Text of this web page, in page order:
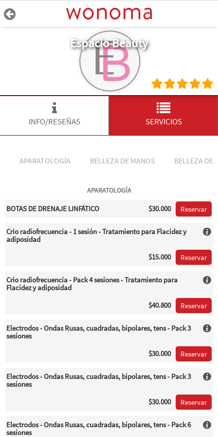
Espacio Beauty
INFO/RESEÑAS SERVICIOS
APARATOLOGÍA BELLEZA DE MANOS BELLEZA DE
APARATOLOGÍA
BOTAS DE DRENAJE LINFÁTICO $30.000 Reservar
Crio radiofrecuencia - 1 sesión - Tratamiento para Flacidez y
adiposidad
$15.000
Reservar
Crio radiofrecuencia - Pack 4 sesiones - Tratamiento para
Flacidez y adiposidad
$40.800
Reservar
Electrodos - Ondas Rusas, cuadradas, bipolares, tens - Pack 3
sesiones
$30.000
Reservar
Electrodos - Ondas Rusas, cuadradas, bipolares, tens - Pack 3
sesiones
$30.000
Reservar
Electrodos - Ondas Rusas, cuadradas, bipolares, tens - Pack 6
sesiones